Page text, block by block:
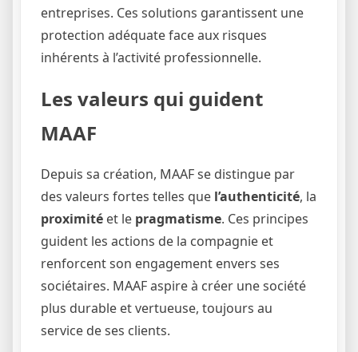
entreprises. Ces solutions garantissent une
protection adéquate face aux risques
inhérents à l’activité professionnelle.
Les valeurs qui guident
MAAF
Depuis sa création, MAAF se distingue par
des valeurs fortes telles que l’authenticité, la
proximité et le pragmatisme. Ces principes
guident les actions de la compagnie et
renforcent son engagement envers ses
sociétaires. MAAF aspire à créer une société
plus durable et vertueuse, toujours au
service de ses clients.